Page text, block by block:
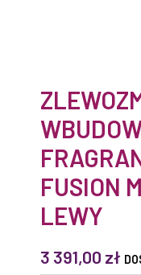
FUSION
LEWY
3 391,00 zł